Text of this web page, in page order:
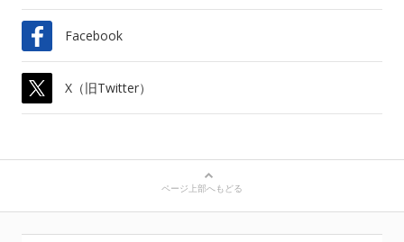
Facebook
X（旧Twitter）
ページ上部へもどる